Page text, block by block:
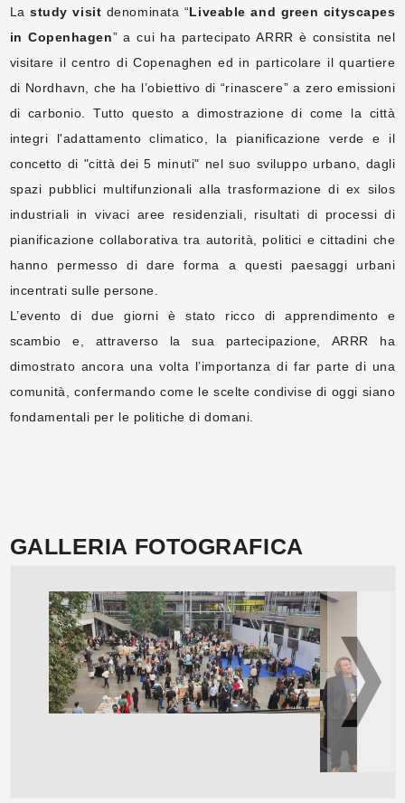
Lastudy visit denominata “Liveable and green cityscapes
in Copenhagen” a cui ha partecipato ARRR è consistita nel
visitare il centro di Copenaghen ed in particolare il quartiere
di Nordhavn, che ha l’obiettivo di “rinascere” a zero emissioni
di carbonio. Tutto questo a dimostrazione di come la città
integri l'adattamento climatico, la pianificazione verde e il
concetto di "città dei 5 minuti" nel suo sviluppo urbano, dagli
spazi pubblici multifunzionali alla trasformazione di ex silos
industriali in vivaci aree residenziali, risultati di processi di
pianificazione collaborativa tra autorità, politici e cittadini che
hanno permesso di dare forma a questi paesaggi urbani
incentrati sulle persone.
L’evento di due giorni è stato ricco di apprendimento e
scambio e, attraverso la sua partecipazione, ARRR ha
dimostrato ancora una volta l’importanza di far parte di una
comunità, confermando come le scelte condivise di oggi siano
fondamentali per le politiche di domani.
GALLERIA FOTOGRAFICA